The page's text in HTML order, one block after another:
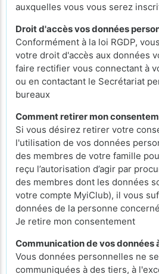
auxquelles vous vous serez
Droit d'accès vos données
Conformément à la loi RGDP,
votre droit d'accès aux données
faire rectifier vous connectant à
ou en contactant le Secrétariat
bureaux
Comment retirer mon
Si vous désirez retirer votre
l'utilisation de vos données
des membres de votre famille
reçu l’autorisation d’agir par
des membres dont les données
votre compte MyiClub), il vous
données de la personne
Je retire mon consentement
Communication de vos données
Vous données personnelles ne
communiquées à des tiers, à